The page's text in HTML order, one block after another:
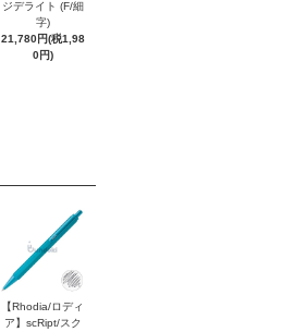
ジデライト (F/細
字)
21,780円(税1,98
0円)
【Rhodia/ロディ
ア】scRipt/スク